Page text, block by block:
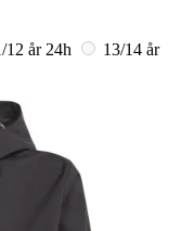
12 år 24h
13/14 år